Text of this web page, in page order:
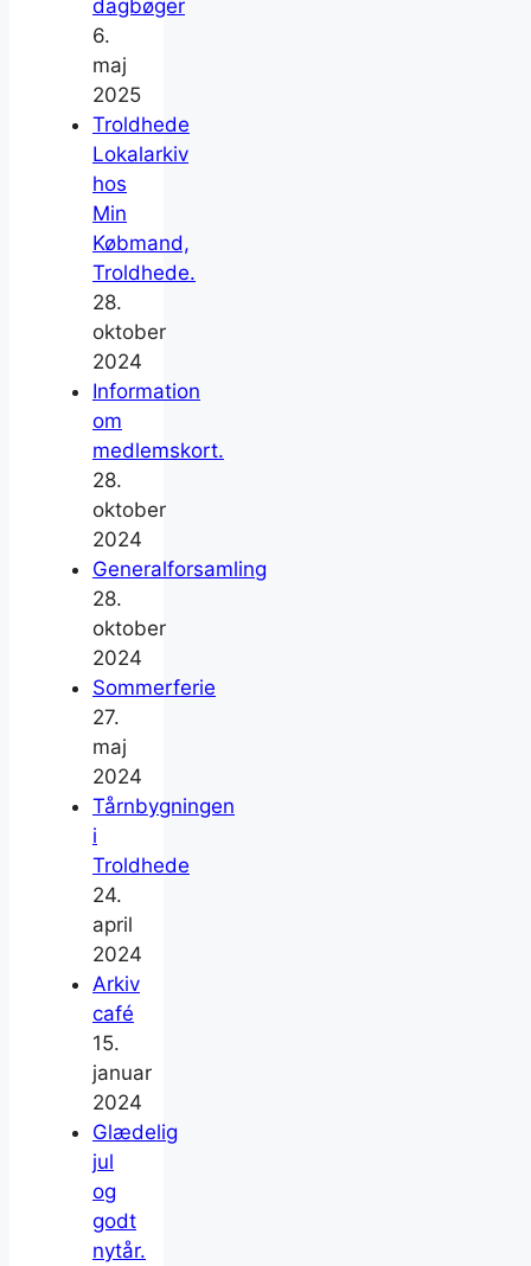
dagbøger
6.
maj
2025
Troldhede
Lokalarkiv
hos
Min
Købmand,
Troldhede.
28.
oktober
2024
Information
om
medlemskort.
28.
oktober
2024
Generalforsamling
28.
oktober
2024
Sommerferie
27.
maj
2024
Tårnbygningen
i
Troldhede
24.
april
2024
Arkiv
café
15.
januar
2024
Glædelig
jul
og
godt
nytår.